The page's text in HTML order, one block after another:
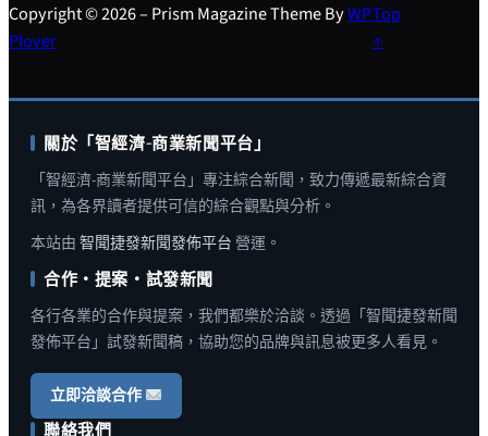
Copyright © 2026 – Prism Magazine Theme ByWP
Plover
Top
↑
關於「智經濟-商業新聞平台」
「智經濟-商業新聞平台」專注綜合新聞，致力傳遞最新綜合資
訊，為各界讀者提供可信的綜合觀點與分析。
本站由 智聞捷發新聞發佈平台 營運。
合作・提案・試發新聞
各行各業的合作與提案，我們都樂於洽談。透過「智聞捷發新聞
發佈平台」試發新聞稿，協助您的品牌與訊息被更多人看見。
立即洽談合作
聯絡我們